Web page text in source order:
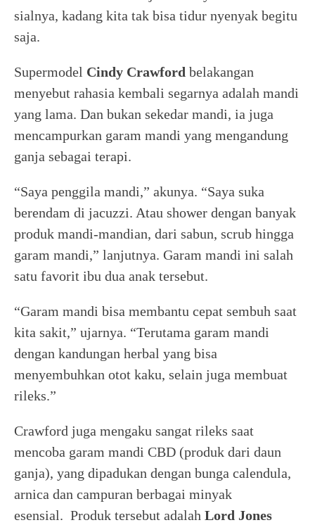
sialnya, kadang kita tak bisa tidur nyenyak begitu
saja.
Supermodel Cindy Crawford belakangan
menyebut rahasia kembali segarnya adalah mandi
yang lama. Dan bukan sekedar mandi, ia juga
mencampurkan garam mandi yang mengandung
ganja sebagai terapi.
“Saya penggila mandi,” akunya. “Saya suka
berendam di jacuzzi. Atau shower dengan banyak
produk mandi-mandian, dari sabun, scrub hingga
garam mandi,” lanjutnya. Garam mandi ini salah
satu favorit ibu dua anak tersebut.
“Garam mandi bisa membantu cepat sembuh saat
kita sakit,” ujarnya. “Terutama garam mandi
dengan kandungan herbal yang bisa
menyembuhkan otot kaku, selain juga membuat
rileks.”
Crawford juga mengaku sangat rileks saat
mencoba garam mandi CBD (produk dari daun
ganja), yang dipadukan dengan bunga calendula,
arnica dan campuran berbagai minyak
esensial. Produk tersebut adalah Lord Jones